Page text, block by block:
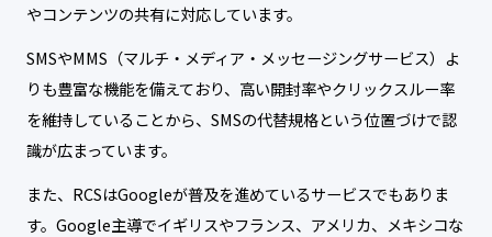
やコンテンツの共有に対応しています。
SMSやMMS（マルチ・メディア・メッセージングサービス）よ
りも豊富な機能を備えており、高い開封率やクリックスルー率
を維持していることから、SMSの代替規格という位置づけで認
識が広まっています。
また、RCSはGoogleが普及を進めているサービスでもありま
す。Google主導でイギリスやフランス、アメリカ、メキシコな